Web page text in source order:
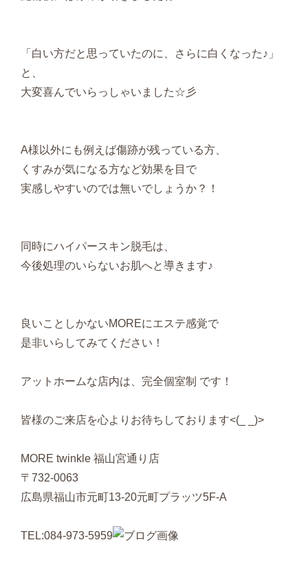
「白い方だと思っていたのに、さらに白くなった♪」
と、
大変喜んでいらっしゃいました☆彡
A様以外にも例えば傷跡が残っている方、
くすみが気になる方など効果を目で
実感しやすいのでは無いでしょうか？！
同時にハイパースキン脱毛は、
今後処理のいらないお肌へと導きます♪
良いことしかないMOREにエステ感覚で
是非いらしてみてください！
アットホームな店内は、完全個室制 です！
皆様のご来店を心よりお待ちしております<(_ _)>
MORE twinkle 福山宮通り店
〒732-0063
広島県福山市元町13-20元町プラッツ5F-A
TEL:084-973-5959